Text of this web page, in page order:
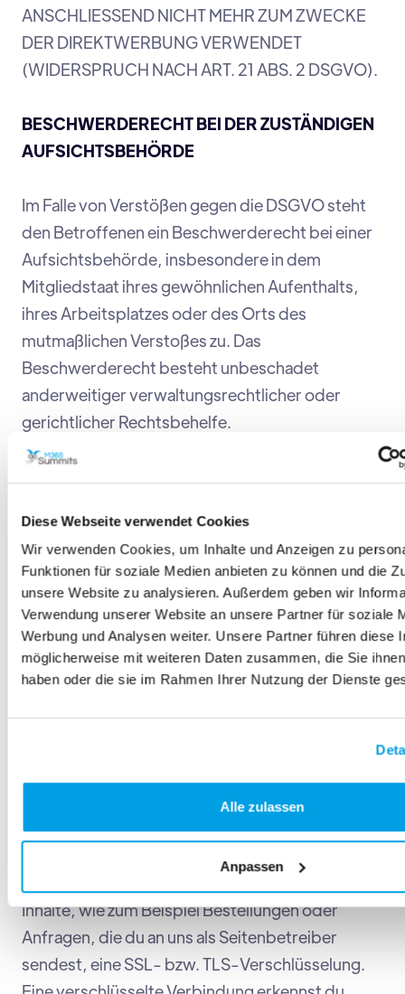
Diese Webseite verwendet Cookies
Wir verwenden Cookies, um Inhalte und Anzeigen zu
Funktionen für soziale Medien anbieten zu können und die
unsere Website zu analysieren. Außerdem geben wir
Verwendung unserer Website an unsere Partner für soziale
Werbung und Analysen weiter. Unsere Partner führen diese
möglicherweise mit weiteren Daten zusammen, die Sie
haben oder die sie im Rahmen Ihrer Nutzung der Dienste
Alle zulassen
Anpassen
ANSCHLIESSEND NICHT MEHR ZUM ZWECKE
DER DIREKTWERBUNG VERWENDET
(WIDERSPRUCH NACH ART. 21 ABS. 2 DSGVO).
BESCHWERDERECHT BEI DER ZUSTÄNDIGEN
AUFSICHTSBEHÖRDE
Im Falle von Verstößen gegen die DSGVO steht
den Betroffenen ein Beschwerderecht bei einer
Aufsichtsbehörde, insbesondere in dem
Mitgliedstaat ihres gewöhnlichen Aufenthalts,
ihres Arbeitsplatzes oder des Orts des
mutmaßlichen Verstoßes zu. Das
Beschwerderecht besteht unbeschadet
anderweitiger verwaltungsrechtlicher oder
gerichtlicher Rechtsbehelfe.
Du hast das Recht, Daten, die wir auf Grundlage
deiner Einwilligung oder in Erfüllung eines
Vertrags automatisiert verarbeiten, an dich oder
an einen Dritten in einem gängigen,
maschinenlesbaren Format aushändigen zu
lassen. Sofern du die direkte Übertragung der
Daten an einen anderen Verantwortlichen
verlangst, erfolgt dies nur, soweit es technisch
SSL- BZW. TLS-VERSCHLÜSSELUNG
Inhalte, wie zum Beispiel Bestellungen oder
Anfragen, die du an uns als Seitenbetreiber
sendest, eine SSL- bzw. TLS-Verschlüsselung.